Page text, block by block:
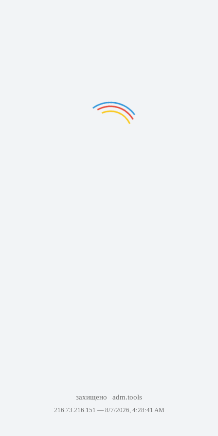
захищено adm.tools
216.73.216.151 — 8/7/2026, 4:28:41 AM